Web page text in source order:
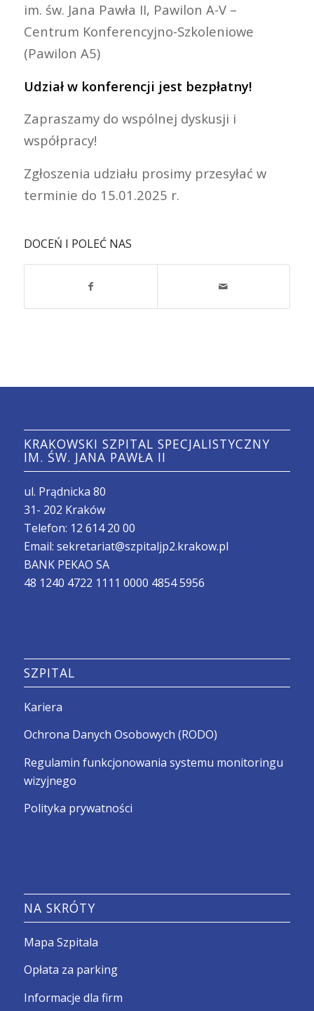
im. św. Jana Pawła II, Pawilon A-V –
Centrum Konferencyjno-Szkoleniowe
(Pawilon A5)
Udział w konferencji jest bezpłatny!
Zapraszamy do wspólnej dyskusji i
współpracy!
Zgłoszenia udziału prosimy przesyłać w
terminie do 15.01.2025 r.
DOCEŃ I POLEĆ NAS
KRAKOWSKI SZPITAL SPECJALISTYCZNY
IM. ŚW. JANA PAWŁA II
ul. Prądnicka 80
31- 202 Kraków
Telefon: 12 614 20 00
Email: sekretariat@szpitaljp2.krakow.pl
BANK PEKAO SA
48 1240 4722 1111 0000 4854 5956
SZPITAL
Kariera
Ochrona Danych Osobowych (RODO)
Regulamin funkcjonowania systemu monitoringu
wizyjnego
Polityka prywatności
NA SKRÓTY
Mapa Szpitala
Opłata za parking
Informacje dla firm